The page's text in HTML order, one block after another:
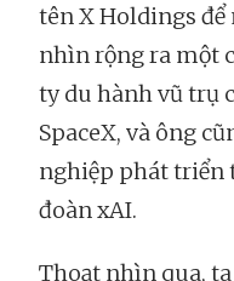
tên X Holdings để
nhìn rộng ra một
ty du hành vũ trụ
SpaceX, và ông
nghiệp phát triển
đoàn xAI.
Thoạt nhìn qua,